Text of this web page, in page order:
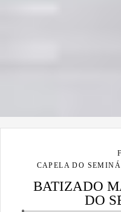
CAPELA DO
BATIZADO
DO